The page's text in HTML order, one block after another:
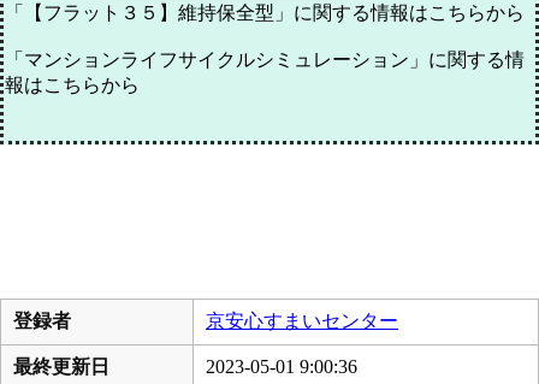
「【フラット３５】維持保全型」に関する情報はこちらから
「マンションライフサイクルシミュレーション」に関する情
報はこちらから
登録者 京安心すまいセンター
最終更新日 2023-05-01 9:00:36